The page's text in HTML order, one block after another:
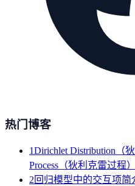
热门博客
1Dirichlet Distribution（
Process（狄利克雷过程）
2回归模型中的交互项简